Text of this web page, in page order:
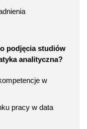
podjęcia studiów
analityczna?
w
pracy w data